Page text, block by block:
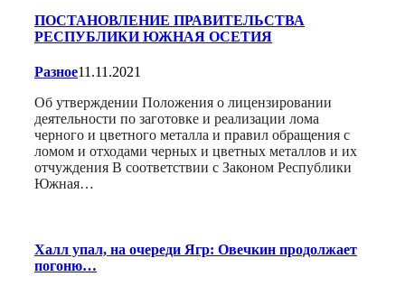
ПОСТАНОВЛЕНИЕ ПРАВИТЕЛЬСТВА
РЕСПУБЛИКИ ЮЖНАЯ ОСЕТИЯ
Разное11.11.2021
Об утверждении Положения о лицензировании
деятельности по заготовке и реализации лома
черного и цветного металла и правил обращения с
ломом и отходами черных и цветных металлов и их
отчуждения В соответствии с Законом Республики
Южная…
Халл упал, на очереди Ягр: Овечкин продолжает
погоню…